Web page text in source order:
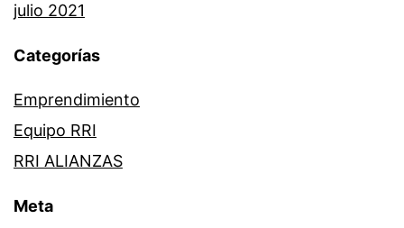
julio 2021
Categorías
Emprendimiento
Equipo RRI
RRI ALIANZAS
Meta